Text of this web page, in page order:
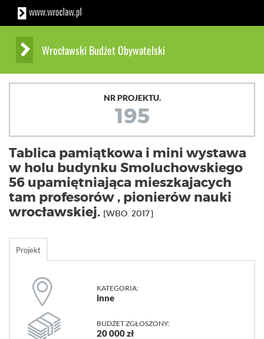
Wrocławski Budżet Obywatelski
NR PROJEKTU.
195
Tablica pamiątkowa i mini wystawa
w holu budynku Smoluchowskiego
56 upamiętniająca mieszkajacych
tam profesorów , pionierów nauki
wrocławskiej. [WBO. 2017]
Projekt
KATEGORIA:
inne
BUDŻET ZGŁOSZONY:
20 000 zł